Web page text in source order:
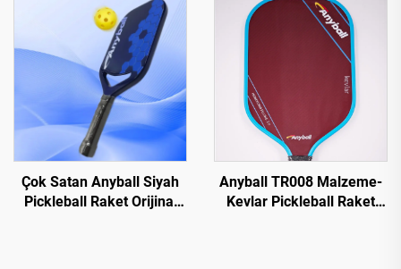
Pickleball Topları
Çok Satan Anyball Siyah
Pickleball Raket Orijinal
Anyball TR008 Malzeme-
Kevlar Pickleball Raket